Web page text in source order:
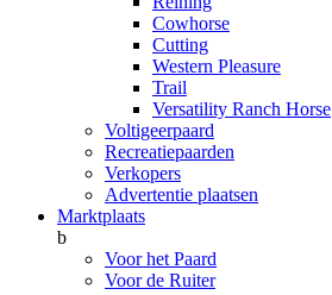
Cowhorse
Cutting
Western Pleasure
Trail
Versatility Ranch Horse
Voltigeerpaard
Recreatiepaarden
Verkopers
Advertentie plaatsen
Marktplaats
b
Voor het Paard
Voor de Ruiter